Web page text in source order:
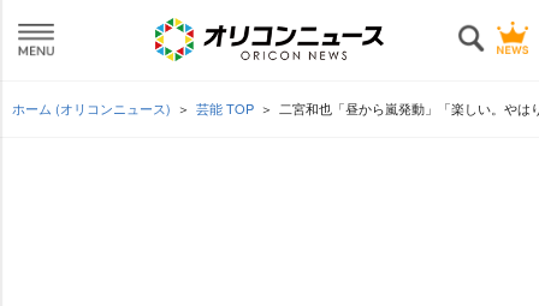
ホーム (オリコンニュース) 芸能 TOP 二宮和也「昼から嵐発動」「楽しい。や